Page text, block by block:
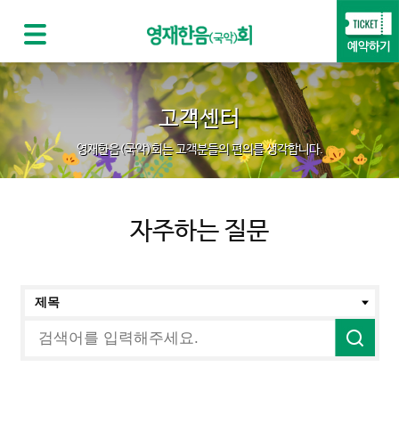
고객센터
영재한음(국악)회는 고객분들의 편의를 생각합니다.
자주하는 질문